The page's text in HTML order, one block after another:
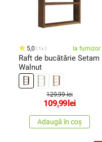
5,0 1x la furnizor
Raft de bucătărie Setam
Walnut
129,99 lei
109,99 lei
Adaugă în coș